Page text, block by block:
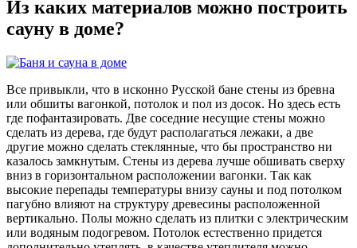
Из каких материалов можно построить
сауну в доме?
Все привыкли, что в исконно Русской бане стены из бревна
или обшиты вагонкой, потолок и пол из досок. Но здесь есть
где пофантазировать. Две соседние несущие стены можно
сделать из дерева, где будут располагаться лежаки, а две
другие можно сделать стеклянные, что бы пространство ни
казалось замкнутым. Стены из дерева лучше обшивать сверху
вниз в горизонтальном расположении вагонки. Так как
высокие перепады температуры внизу сауны и под потолком
пагубно влияют на структуру древесины расположенной
вертикально. Полы можно сделать из плитки с электрическим
или водяным подогревом. Потолок естественно придется